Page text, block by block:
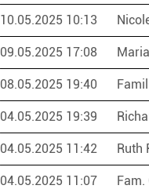
10.05.2025 10:13
09.05.2025 17:08
08.05.2025 19:40
04.05.2025 19:39
04.05.2025 11:42 Ruth
04.05.2025 11:07 Fam.